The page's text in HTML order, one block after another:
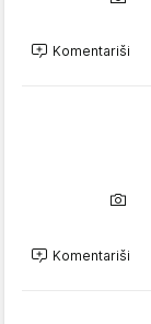
Komentariši
Komentariši